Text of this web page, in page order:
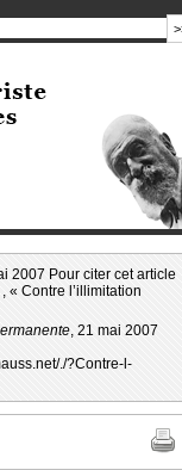
2007 Pour citer cet article
, « Contre l’illimitation
, 21 mai 2007
/./?Contre-l-